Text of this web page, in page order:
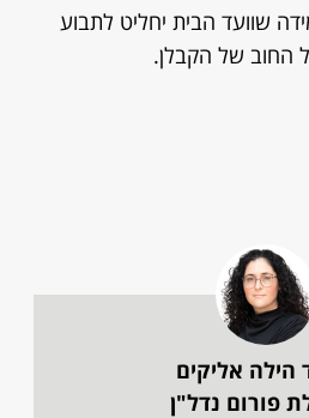
שוועד הבית יחליט לתבוע
החוב של הקבלן.
הילה אליקים
פורום נדל"ן